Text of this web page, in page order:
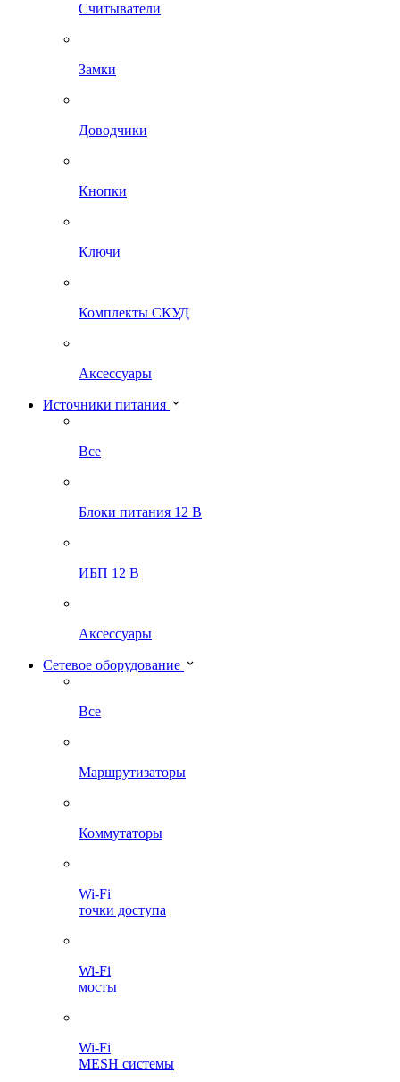
Считыватели
Замки
Доводчики
Кнопки
Ключи
Комплекты СКУД
Аксессуары
Источники питания
Все
Блоки питания 12 В
ИБП 12 В
Аксессуары
Сетевое оборудование
Все
Маршрутизаторы
Коммутаторы
Wi-Fi
точки доступа
Wi-Fi
мосты
Wi-Fi
MESH системы